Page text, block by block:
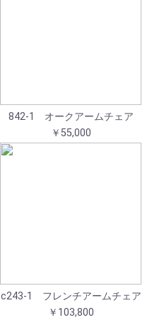
842-1 オークアームチェア
￥55,000
c243-1 フレンチアームチェア
￥103,800